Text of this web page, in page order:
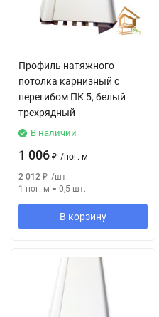
Профиль натяжного
потолка карнизный с
перегибом ПК 5, белый
трехрядный
В наличии
1 006 ₽ /пог. м
2 012 ₽ /шт.
1 пог. м = 0,5 шт.
В корзину